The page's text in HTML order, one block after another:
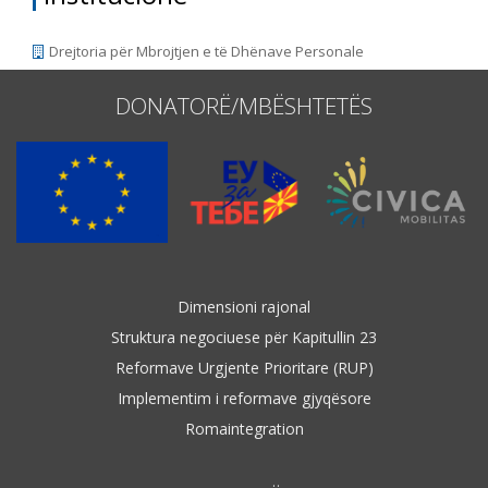
Drejtoria për Mbrojtjen e të Dhënave Personale
DONATORË/MBËSHTETËS
Dimensioni rajonal
Struktura negociuese për Kapitullin 23
Reformave Urgjente Prioritare (RUP)
Implementim i reformave gjyqësore
Romaintegration